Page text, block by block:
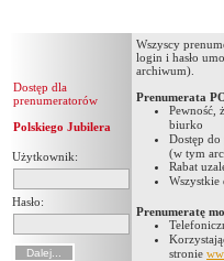
Dostęp dla
prenumeratorów
Polskiego Jubilera
Użytkownik:
Hasło:
Wszyscy
login i hasło
archiwum).
Prenumerata
Pewność,
biurko
Dostęp do
(w tym
Rabat
Prenumeratę
stronie